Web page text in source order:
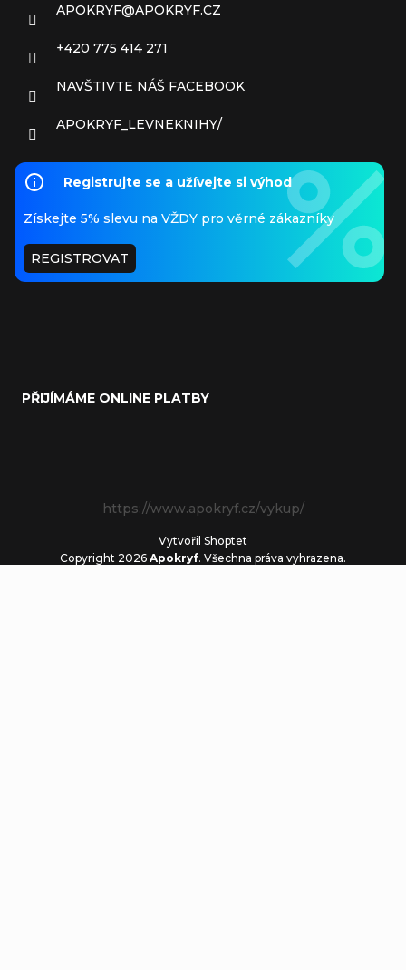
APOKRYF@APOKRYF.CZ
+420 775 414 271
NAVŠTIVTE NÁŠ FACEBOOK
APOKRYF_LEVNEKNIHY/
Registrujte se a užívejte si výhod
Získejte 5% slevu na VŽDY pro věrné zákazníky
REGISTROVAT
PŘIJÍMÁME ONLINE PLATBY
https://www.apokryf.cz/vykup/
Vytvořil Shoptet
Copyright 2026 Apokryf. Všechna práva vyhrazena.